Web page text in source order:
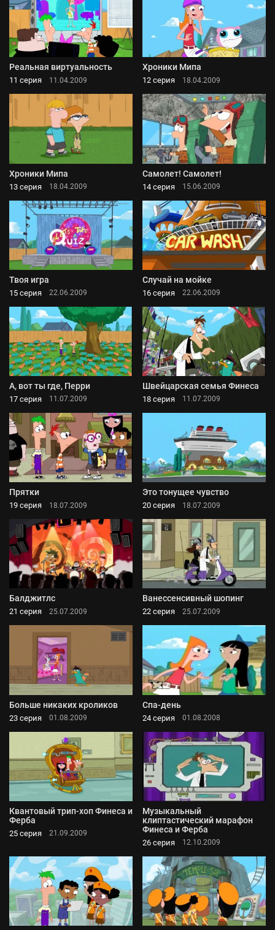
Реальная виртуальность
11 серия 11.04.2009
Хроники Мипа
12 серия 18.04.2009
Хроники Мипа
13 серия 18.04.2009
Самолет! Самолет!
14 серия 15.06.2009
Твоя игра
15 серия 22.06.2009
Случай на мойке
16 серия 22.06.2009
А, вот ты где, Перри
17 серия 11.07.2009
Швейцарская семья Финеса
18 серия 11.07.2009
Прятки
19 серия 18.07.2009
Это тонущее чувство
20 серия 18.07.2009
Балджитлс
21 серия 25.07.2009
Ванессенсивный шопинг
22 серия 25.07.2009
Больше никаких кроликов
23 серия 01.08.2009
Спа-день
24 серия 01.08.2008
Квантовый трип-хоп Финеса и
Ферба
25 серия 21.09.2009
Музыкальный
клиптастический марафон
Финеса и Ферба
26 серия 12.10.2009